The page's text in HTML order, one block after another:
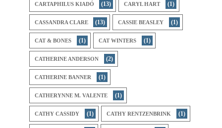
CARTAPHILUS KIADÓ (13) CARYL HART (1)
CASSANDRA CLARE (13) CASSIE BEASLEY (1)
CAT & BONES (1) CAT WINTERS (1)
CATHERINE ANDERSON (2)
CATHERINE BANNER (1)
CATHERYNNE M. VALENTE (1)
CATHY CASSIDY (1) CATHY RENTZENBRINK (1)